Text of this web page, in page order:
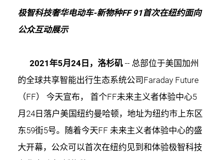
极智科技奢华电动车-新物种FF 91首次在纽约面向
公众互动展示
2021年5月24日，洛杉矶 -- 总部位于美国加州
的全球共享智能出行生态系统公司Faraday Future
（FF） 今天宣布， 首个FF未来主义者体验中心5
月24日落户美国纽约曼哈顿，地址为纽约市上东区
东59街5号。随着今天FF 未来主义者体验中心的盛
大开幕，公众可以首次在纽约见到和体验极智科技